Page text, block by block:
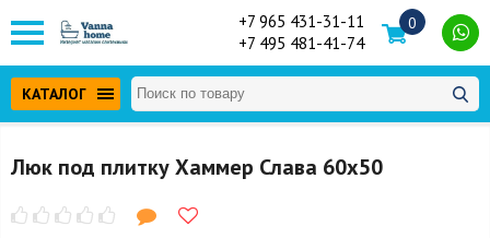
+7 965 431-31-11
+7 495 481-41-74
0
КАТАЛОГ
Люк под плитку Хаммер Слава 60x50